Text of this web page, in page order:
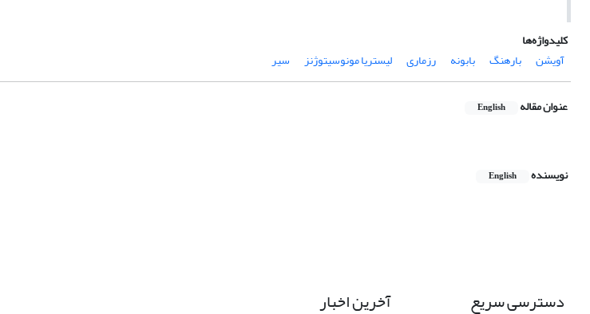
کلیدواژه‌ها
آویشن
بارهنگ بابونه رزماری لیستریا مونوسیتوژنز سیر
عنوان مقاله English
نویسنده English
دسترسی سریع آخرین اخبار